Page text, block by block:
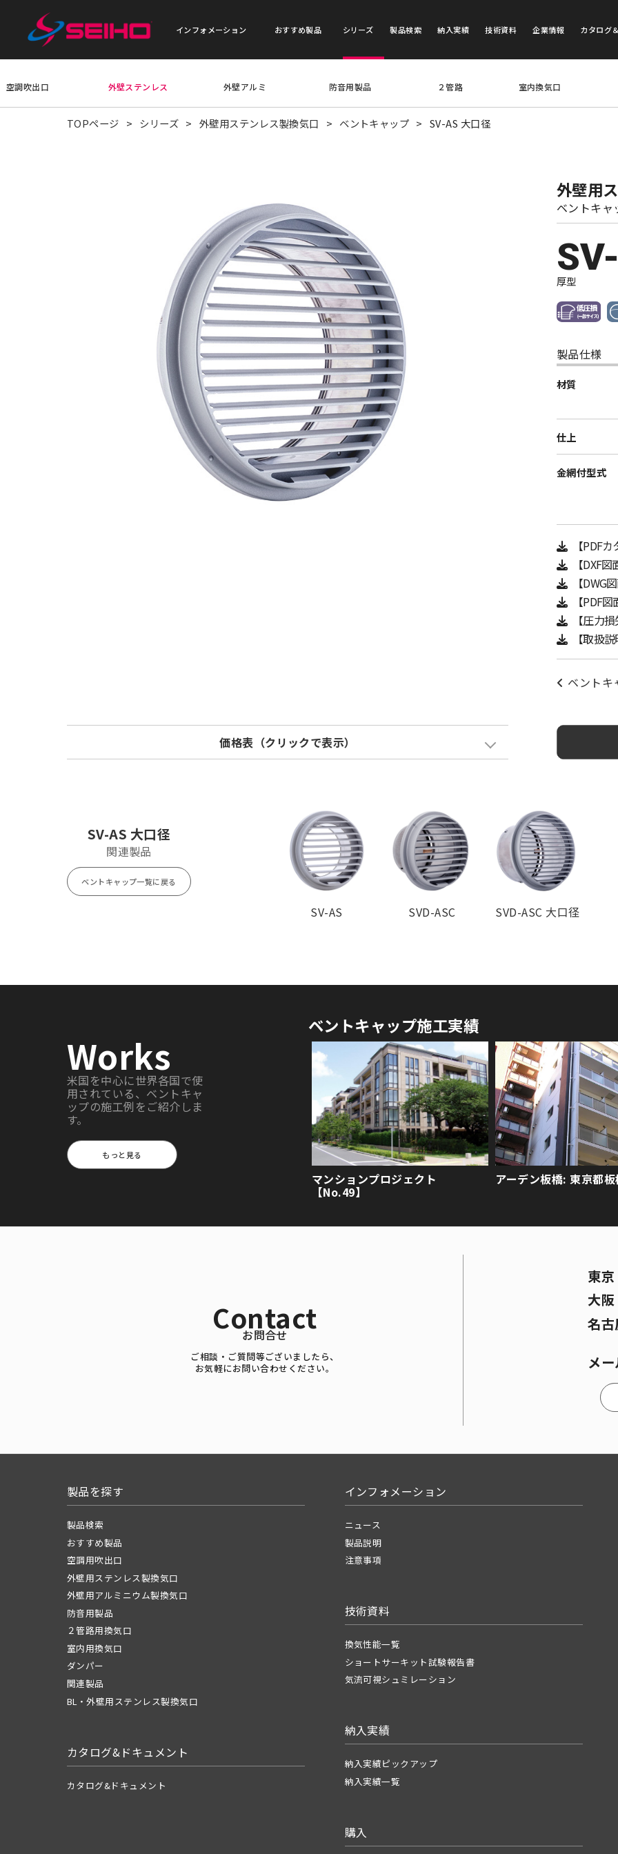
インフォメーション おすすめ製品 シリーズ 製品検索 納入実績 技術資料 企業情報 カタログ
空調吹出口 外壁ステンレス 外壁アルミ 防音用製品 ２管路 室内換気口
TOPページ シリーズ 外壁用ステンレス製換気口 ベントキャップ SV-AS 大口径
外壁用
ベントキャ
厚型
製品仕様
材質
仕上
金網付型式
【PDF
【DXF
【DWG
【PDF
【圧力
【取扱
ベントキ
価格表（クリックで表示）
¥ 3,000 ¥ 3,400
SV-AS 大口径
関連製品
ベントキャップ一覧に戻る
SV-AS SVD-ASC SVD-ASC 大口径
Works
米国を中心に世界各国で使
用されている、ベントキャ
ップの施工例をご紹介しま
す。
もっと見る
ベントキャップ施工実績
マンションプロジェクト
【No.49】
アーデン板橋: 東京都
Contact
お問合せ
ご相談・ご質問等ございましたら、
お気軽にお問い合わせください。
東
大
名
メ
製品を探す
製品検索
おすすめ製品
空調用吹出口
外壁用ステンレス製換気口
外壁用アルミニウム製換気口
防音用製品
２管路用換気口
室内用換気口
ダンパー
関連製品
BL・外壁用ステンレス製換気口
カタログ&ドキュメント
カタログ&ドキュメント
インフォメーション
ニュース
製品説明
注意事項
技術資料
換気性能一覧
ショートサーキット試験報告書
気流可視シュミレーション
納入実績
納入実績ピックアップ
納入実績一覧
購入